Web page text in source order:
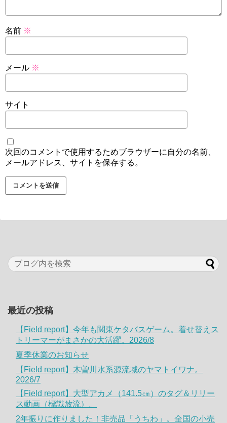
名前 ※
メール ※
サイト
次回のコメントで使用するためブラウザーに自分の名前、
メールアドレス、サイトを保存する。
最近の投稿
【Field report】今年も関東ケタバスゲーム。着せ替えス
トリーマーがまさかの大活躍。2026/8
夏季休業のお知らせ
【Field report】木曽川水系源流域のヤマトイワナ。
2026/7
【Field report】大型アカメ（141.5㎝）のタグ＆リリー
ス動画（標識放流）。
2年振りに作りました！非売品「うちわ」。全国の小売